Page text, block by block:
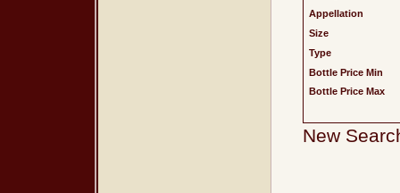
Appellation
Size
Type
Bottle Price Min
Bottle Price Max
New